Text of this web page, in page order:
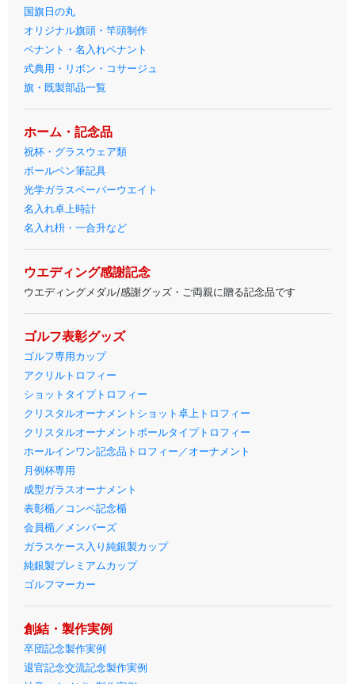
国旗日の丸
オリジナル旗頭・竿頭制作
ペナント・名入れペナント
式典用・リボン・コサージュ
旗・既製部品一覧
ホーム・記念品
祝杯・グラスウェア類
ボールペン筆記具
光学ガラスペーパーウエイト
名入れ卓上時計
名入れ枡・一合升など
ウエディング感謝記念
ウエディングメダル/感謝グッズ・ご両親に贈る記念品です
ゴルフ表彰グッズ
ゴルフ専用カップ
アクリルトロフィー
ショットタイプトロフィー
クリスタルオーナメントショット卓上トロフィー
クリスタルオーナメントボールタイプトロフィー
ホールインワン記念品トロフィー／オーナメント
月例杯専用
成型ガラスオーナメント
表彰楯／コンペ記念楯
会員楯／メンバーズ
ガラスケース入り純銀製カップ
純銀製プレミアムカップ
ゴルフマーカー
創結・製作実例
卒団記念製作実例
退官記念交流記念製作実例